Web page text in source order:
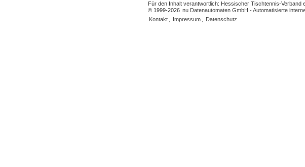
Für den Inhalt verantwortlich: Hessischer Tischtennis-Verband
© 1999-2026 nu Datenautomaten GmbH - Automatisierte
Kontakt
Impressum Datenschutz